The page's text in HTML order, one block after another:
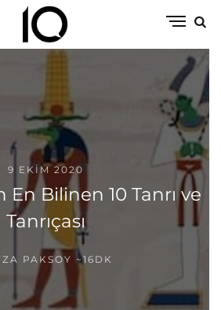
9 EKIM 2020
En Bilinen 10 Tanrı ve
Tanrıçası
PAKSOY ~16DK